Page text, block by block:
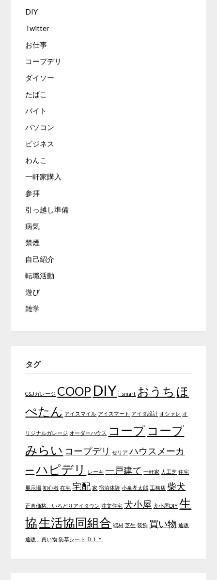
DIY
Twitter
お仕事
コープデリ
ダイソー
たばこ
バイト
パソコン
ビジネス
わんこ
一軒家購入
参拝
引っ越し準備
病気
禁煙
自己紹介
転職活動
遊び
雑学
タグ
C&Jガレージ COOP DIY i-smart おうち ほ
ぺたん アイスマイル アイスマート アイダ設計 オシャレ オ
リジナルガレージ オーダーハウス コープ コープ
みらい コープデリ セリア ハウスメーカ
ー ハピデリ レーキ 一戸建て 一軒家 人工芝 住宅
展示場 初心者 在宅 宅配 家 宿泊体験 小泉孝太郎 工務店 柴犬
正直価格、いろどりアイタウン 注文住宅 犬小屋 犬小屋DIY 生
協生活協同組合 端材 芝生 装飾 買い物 通販
通販、買い物 防草シート ＤＩＹ